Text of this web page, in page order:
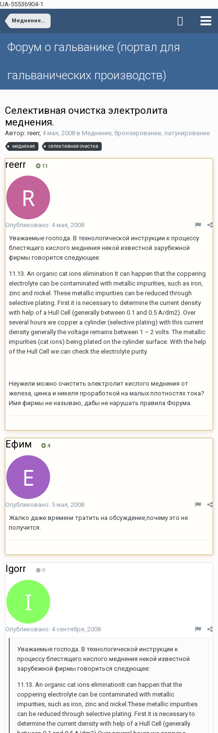
UA-55536904-1
Меднение, бронзирование, латунирование
Форум о гальванике (портал для
гальванических производств)
Селективная очистка электролита
меднения.
Автор: reerr, 4 мая, 2008 в Меднение, бронзирование, латунирование
меднение селективная очистка
reerr 11
Опубликовано: 4 мая, 2008
Уважаемые господа. В технологической инструкции к процессу
блестящего кислого меднения некой известной зарубежной
фирмы говорится следующее:
11.13. An organic cat ions elimination It can happen that the coppering
electrolyte can be contaminated with metallic impurities, such as iron,
zinc and nickel. These metallic impurities can be reduced through
selective plating. First it is necessary to determine the current density
with help of a Hull Cell (generally between 0.1 and 0.5 A/dm2). Over
several hours we copper a cylinder (selective plating) with this current
density generally the voltage remains between 1 – 2 volts. The metallic
impurities (cat ions) being plated on the cylinder surface. With the help
of the Hull Cell we can check the electrolyte purity.
Неужели можно очистить электролит кислого меднения от
железа, цинка и никеля проработкой на малых плотностях тока?
Имя фирмы не называю, дабы не нарушать правила Форума.
Ефим 4
Опубликовано: 5 мая, 2008
Жалко даже времени тратить на обсуждение,почему это не
получится.
Igorr 0
Опубликовано: 4 сентября, 2008
Уважаемые господа. В технологической инструкции к
процессу блестящего кислого меднения некой известной
зарубежной фирмы говориться следующее:
11.13. An organic cat ions eliminationIt can happen that the
coppering electrolyte can be contaminated with metallic
impurities, such as iron, zinc and nickel.These metallic impurities
can be reduced through selective plating. First it is necessary to
determine the current density with help of a Hull Cell (generally